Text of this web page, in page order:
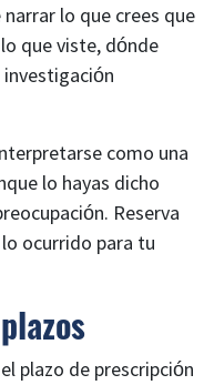
lo que crees que
que viste, dónde
investigación
como una
lo hayas dicho
Reserva
ocurrido para tu
plazo de prescripción